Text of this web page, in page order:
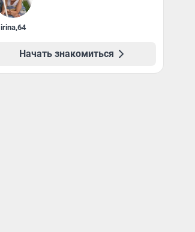
irina,64
Начать знакомиться